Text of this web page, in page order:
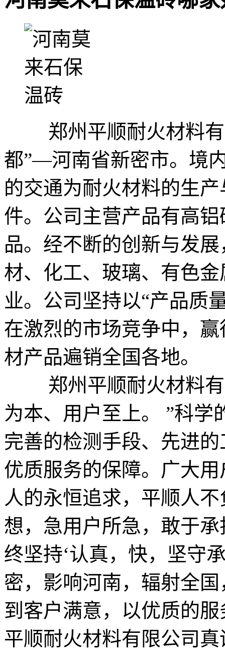
郑州平顺耐火材料有
都”—河南省新密市。境
的交通为耐火材料的生
件。公司主营产品有高铝
品。经不断的创新与发
材、化工、玻璃、有色
业。公司坚持以“产品质
在激烈的市场竞争中，
材产品遍销全国各地。
郑州平顺耐火材料有
为本、用户至上。 ”科学
完善的检测手段、先进
优质服务的保障。广大
人的永恒追求，平顺人
想，急用户所急，敢于
终坚持‘认真，快，坚守
密，影响河南，辐射全
到客户满意，以优质的
平顺耐火材料有限公司